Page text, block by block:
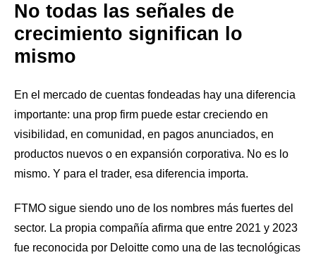
No todas las señales de
crecimiento significan lo
mismo
En el mercado de cuentas fondeadas hay una diferencia
importante: una prop firm puede estar creciendo en
visibilidad, en comunidad, en pagos anunciados, en
productos nuevos o en expansión corporativa. No es lo
mismo. Y para el trader, esa diferencia importa.
FTMO sigue siendo uno de los nombres más fuertes del
sector. La propia compañía afirma que entre 2021 y 2023
fue reconocida por Deloitte como una de las tecnológicas